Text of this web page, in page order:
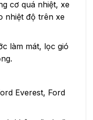
cơ quá nhiệt, xe
nhiệt độ trên xe
làm mát, lọc gió
Everest, Ford